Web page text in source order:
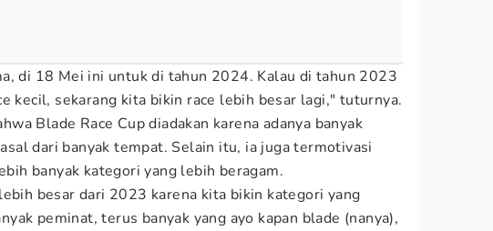
di 18 Mei ini untuk di tahun 2024. Kalau di tahun 2023
kecil, sekarang kita bikin race lebih besar lagi," tuturnya.
Blade Race Cup diadakan karena adanya banyak
dari banyak tempat. Selain itu, ia juga termotivasi
banyak kategori yang lebih beragam.
besar dari 2023 karena kita bikin kategori yang
peminat, terus banyak yang ayo kapan blade (nanya),